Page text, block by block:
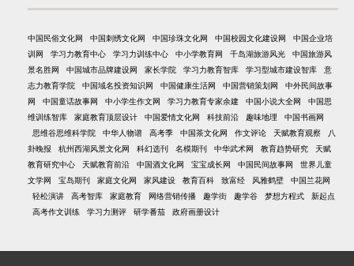
中国民俗文化网 中国刺绣文化网 中国珍珠文化网 中国校园文化建设网
中国企业培
训网
学习力教育中心 学习力训练中心 中小学教育网 千岛湖旅游风光
中国旅游风
景名胜网
中国城市品牌建设网 家长学院 学习力教育智库 学习型城市建设智库
意
志力教育学院
中国域名投资知识网 中国健康生活网 中国营销策划网
中外民间故事
网
中国童话故事网 中小学生作文网 学习力教育专家余建 中国小说大全网
中国思
维训练智库
家庭教育顶层设计 中国爱情文化网 科技前沿 趣味地理
中国书画网
思维谷思维科学院
中华人物谱 高考季 中国茶文化网 作文评论 天赋教育观察
八
卦晚报
杭州西湖风景文化网 科幻选刊 名模期刊 中华武术网 教育趋势研究
天赋
教育研究中心
天赋教育前沿 中国酒文化网 宝宝成长网 中国民间故事网
世界儿童
文学网
宝岛期刊 家庭文化网 家风建设 教育百科 致富经 风雅鹤壁
中国兰花网
轻松演讲
高考智库 家庭教育 网络营销传播 趣学街 趣学谷 梦想方程式
新起点
高考作文训练
学习力测评 研学番茄 政府画册设计